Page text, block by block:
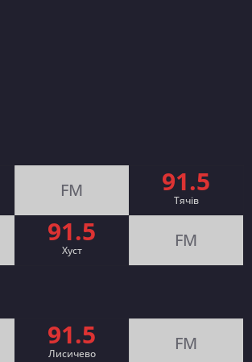
FM 91.5
Тячів
91.5
Хуст FM
91.5
Лисичево FM